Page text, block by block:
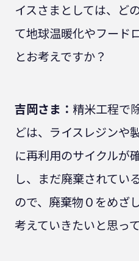
イスさまとしては、ど
て地球温暖化やフード
とお考えですか？
吉岡さま： 精米工程で
どは、ライスレジンや
に再利用のサイクルが
し、まだ廃棄されてい
ので、廃棄物０をめざ
考えていきたいと思って